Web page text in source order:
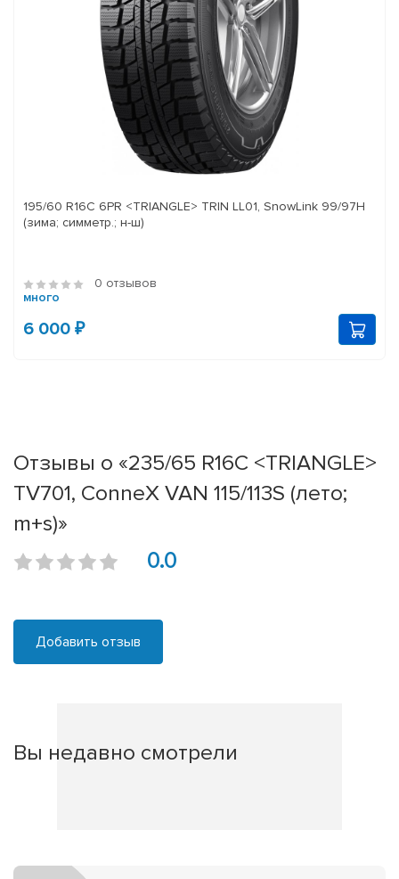
195/60 R16C 6PR <TRIANGLE> TRIN LL01, SnowLink 99/97H
(зима; симметр.; н-ш)
0 отзывов
много
6 000 ₽
Отзывы о «235/65 R16C <TRIANGLE>
TV701, ConneX VAN 115/113S (лето;
m+s)»
0.0
Добавить отзыв
Вы недавно смотрели